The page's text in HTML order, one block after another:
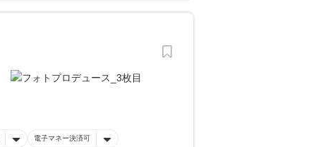
電子マネー決済可